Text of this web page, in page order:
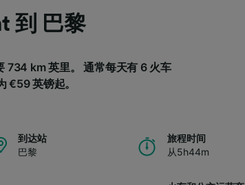
到 巴黎
km 英里。 通常每天有 6 火车
英镑起。
到达站
巴黎
旅程时间
从5h44m